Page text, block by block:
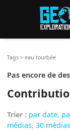
Tags >eau tourbée
Pas encore de
Trier : par date,
médias,30 médias